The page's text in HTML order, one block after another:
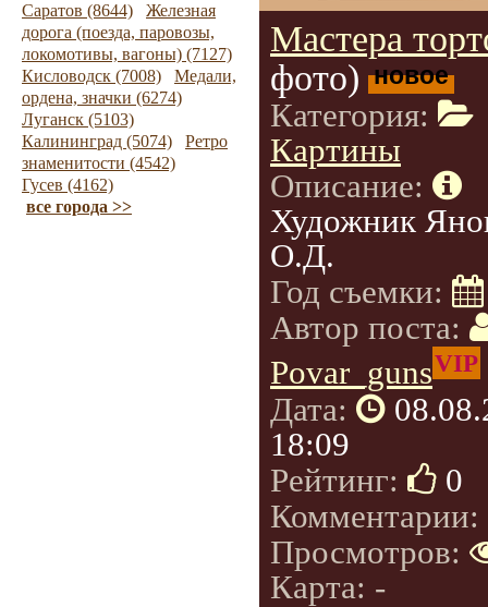
Саратов (8644)
Железная
дорога (поезда, паровозы,
локомотивы, вагоны) (7127)
Кисловодск (7008)
Медали,
ордена, значки (6274)
Луганск (5103)
Калининград (5074)
Ретро
знаменитости (4542)
Гусев (4162)
все города >>
Мастера
фото) новое
Категория:
Картины
Описание:
Художник
О.Д.
Год съемки:
Автор поста:
Povar_gunsVIP
Дата:
18:09
Рейтинг:
0
Комментарии:
Просмотров:
Карта: -